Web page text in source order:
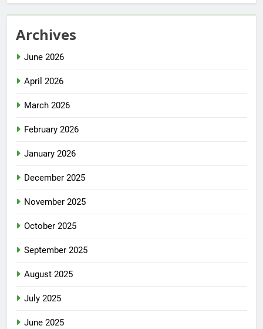
Archives
June 2026
April 2026
March 2026
February 2026
January 2026
December 2025
November 2025
October 2025
September 2025
August 2025
July 2025
June 2025